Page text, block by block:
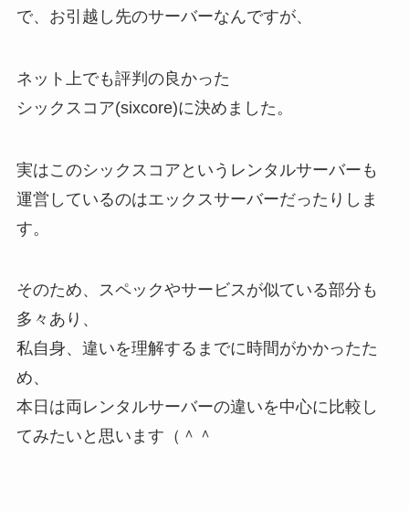
で、お引越し先のサーバーなんですが、
ネット上でも評判の良かった
シックスコア(sixcore)に決めました。
実はこのシックスコアというレンタルサーバーも
運営しているのはエックスサーバーだったりしま
す。
そのため、スペックやサービスが似ている部分も
多々あり、
私自身、違いを理解するまでに時間がかかったた
め、
本日は両レンタルサーバーの違いを中心に比較し
てみたいと思います（＾＾